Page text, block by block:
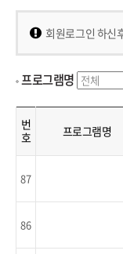
회원로그인 하신
프로그램명
번
호
프로그램명
87
86